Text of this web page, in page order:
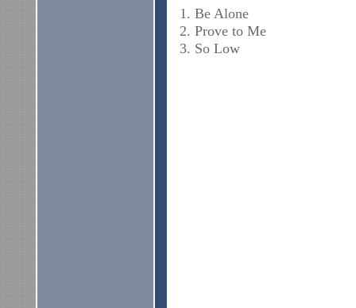
1. Be Alone
2. Prove to Me
3. So Low